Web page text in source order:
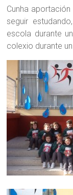
Cunha
seguir
escola durante
colexio durante